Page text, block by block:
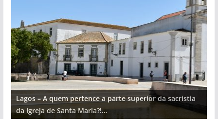
Lagos – A quem pertence a parte superior da sacristia
da Igreja de Santa Maria?!…